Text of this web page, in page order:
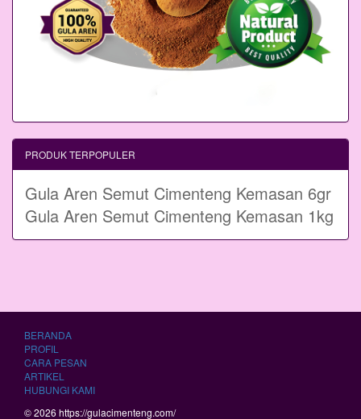
PRODUK TERPOPULER
Gula Aren Semut Cimenteng Kemasan 6gr
Gula Aren Semut Cimenteng Kemasan 1kg
BERANDA
PROFIL
CARA PESAN
ARTIKEL
HUBUNGI KAMI
© 2026 https://gulacimenteng.com/